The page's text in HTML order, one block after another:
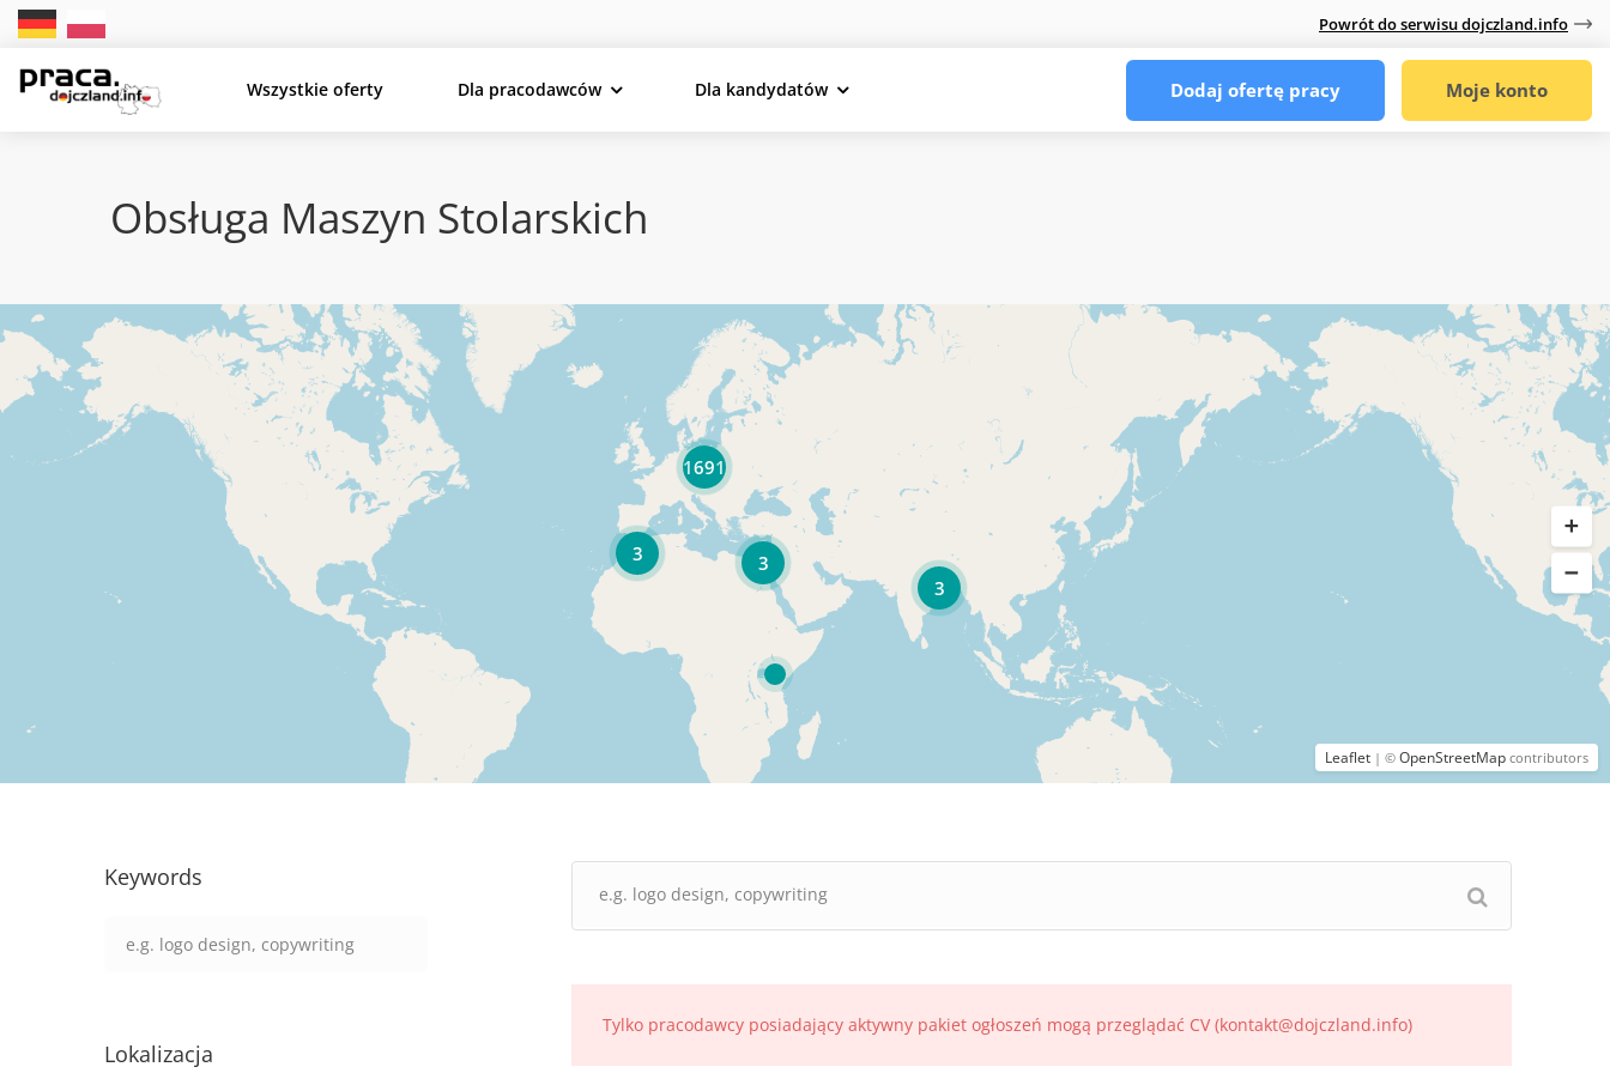
Powrót do serwisu dojczland.info
Wszystkie oferty Dla pracodawców Dla kandydatów Dodaj ofertę pracy Moje konto
Obsługa Maszyn Stolarskich
3
3
3
1691
Leaflet | © OpenStreetMap contributors
Keywords
Lokalizacja
Tylko pracodawcy posiadający aktywny pakiet ogłoszeń mogą przeglądać CV (kontakt@dojczland.info)